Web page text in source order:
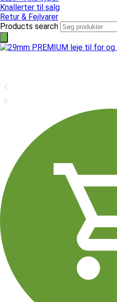
Knallerter til salg
Retur & Fejlvarer
Products search